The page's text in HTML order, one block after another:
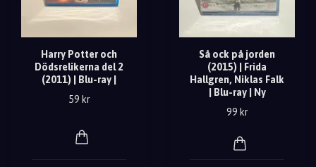
Harry Potter och
Dödsrelikerna del 2
(2011) | Blu-ray |
59 kr
Så ock på jorden
(2015) | Frida
Hallgren, Niklas Falk
| Blu-ray | Ny
99 kr